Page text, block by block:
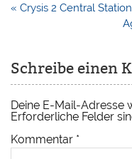
Beitragsnavigation
« Crysis 2 Central
Schreibe einen
Deine E-Mail-Adresse
Erforderliche Felder
Kommentar *